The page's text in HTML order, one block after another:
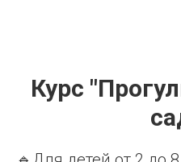
Курс